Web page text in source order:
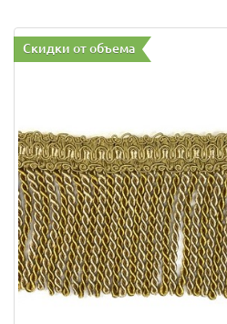
Скидки от объема